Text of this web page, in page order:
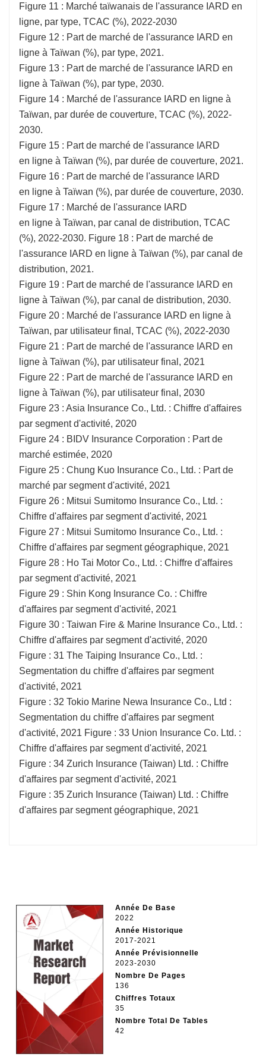
Figure 11 : Marché taïwanais de l'assurance IARD en
ligne, par type, TCAC (%), 2022-2030
Figure 12 : Part de marché de l'assurance IARD en
ligne à Taïwan (%), par type, 2021.
Figure 13 : Part de marché de l'assurance IARD en
ligne à Taïwan (%), par type, 2030.
Figure 14 : Marché de l'assurance IARD en ligne à
Taïwan, par durée de couverture, TCAC (%), 2022-
2030.
Figure 15 : Part de marché de l'assurance IARD
en ligne à Taïwan (%), par durée de couverture, 2021.
Figure 16 : Part de marché de l'assurance IARD
en ligne à Taïwan (%), par durée de couverture, 2030.
Figure 17 : Marché de l'assurance IARD
en ligne à Taïwan, par canal de distribution, TCAC
(%), 2022-2030. Figure 18 : Part de marché de
l'assurance IARD en ligne à Taïwan (%), par canal de
distribution, 2021.
Figure 19 : Part de marché de l'assurance IARD en
ligne à Taïwan (%), par canal de distribution, 2030.
Figure 20 : Marché de l'assurance IARD en ligne à
Taïwan, par utilisateur final, TCAC (%), 2022-2030
Figure 21 : Part de marché de l'assurance IARD en
ligne à Taïwan (%), par utilisateur final, 2021
Figure 22 : Part de marché de l'assurance IARD en
ligne à Taïwan (%), par utilisateur final, 2030
Figure 23 : Asia Insurance Co., Ltd. : Chiffre d'affaires
par segment d'activité, 2020
Figure 24 : BIDV Insurance Corporation : Part de
marché estimée, 2020
Figure 25 : Chung Kuo Insurance Co., Ltd. : Part de
marché par segment d'activité, 2021
Figure 26 : Mitsui Sumitomo Insurance Co., Ltd. :
Chiffre d'affaires par segment d'activité, 2021
Figure 27 : Mitsui Sumitomo Insurance Co., Ltd. :
Chiffre d'affaires par segment géographique, 2021
Figure 28 : Ho Tai Motor Co., Ltd. : Chiffre d'affaires
par segment d'activité, 2021
Figure 29 : Shin Kong Insurance Co. : Chiffre
d'affaires par segment d'activité, 2021
Figure 30 : Taiwan Fire & Marine Insurance Co., Ltd. :
Chiffre d'affaires par segment d'activité, 2020
Figure : 31 The Taiping Insurance Co., Ltd. :
Segmentation du chiffre d'affaires par segment
d'activité, 2021
Figure : 32 Tokio Marine Newa Insurance Co., Ltd :
Segmentation du chiffre d'affaires par segment
d'activité, 2021 Figure : 33 Union Insurance Co. Ltd. :
Chiffre d'affaires par segment d'activité, 2021
Figure : 34 Zurich Insurance (Taiwan) Ltd. : Chiffre
d'affaires par segment d'activité, 2021
Figure : 35 Zurich Insurance (Taiwan) Ltd. : Chiffre
d'affaires par segment géographique, 2021
Année De Base
2022
Année Historique
2017-2021
Année Prévisionnelle
2023-2030
Nombre De Pages
136
Chiffres Totaux
35
Nombre Total De Tables
42